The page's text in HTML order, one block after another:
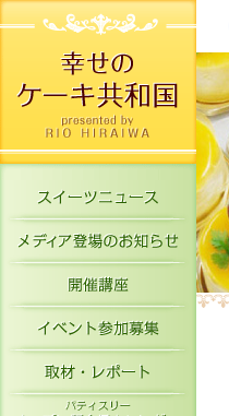
ス
メ
開
イ